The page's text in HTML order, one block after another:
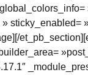
sticky_enabled=